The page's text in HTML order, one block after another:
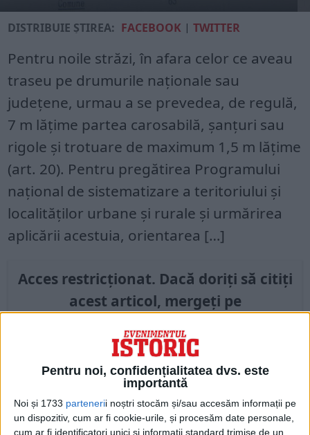
Pentru noi, confidențialitatea dvs. este
importantă
Noi și 1733 partenerii noștri stocăm și/sau accesăm informații pe
un dispozitiv, cum ar fi cookie-urile, și procesăm date personale,
cum ar fi identificatori unici și informații standard trimise de un
DISTRIBUIE ȘTIREA: FACEBOOK |TWITTER
Pentru noile străzi, în afara celor ce aveau
traseu pe drumurile naţionale sau
judeţene, urmau a se prevedea, de regulă,
7 m lățime partea carosabilă, șanțuri sau
rigole şi trotuare de maximum 1,5 m lățime
(art. 20). Pentru pregătirea Programului
naţional de sistematizare a teritoriului şi
localităţilor urbane şi rurale şi urmărirea
aplicării acestuia, orientarea […]
Acces restricționat. Dacă doriți să citiți
acest articol, mergeți pe
Noiembrie 2024
67891011
161718 19202122